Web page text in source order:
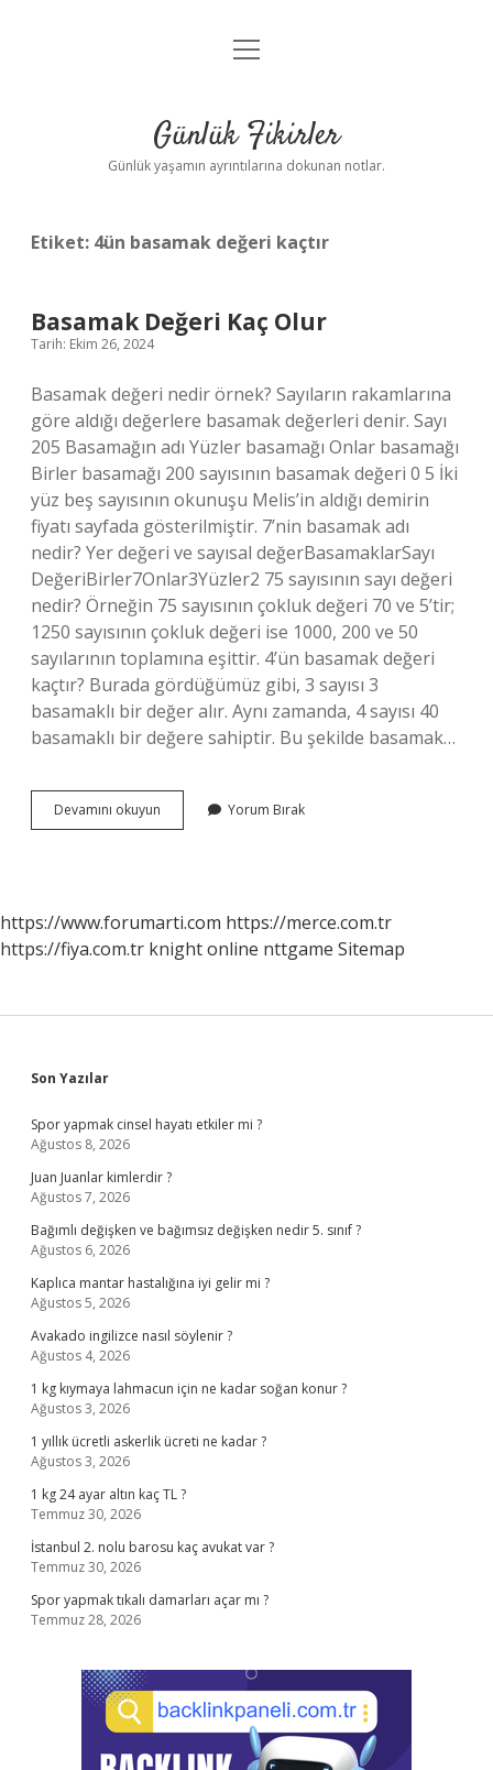
Anasayfa
Yasal Uyarı
menüyü
Günlük Fikirler
Günlük yaşamın ayrıntılarına dokunan notlar.
Etiket: 4ün basamak değeri kaçtır
Basamak Değeri Kaç Olur
Tarih: Ekim 26, 2024
Basamak değeri nedir örnek? Sayıların rakamlarına
göre aldığı değerlere basamak değerleri denir. Sayı
205 Basamağın adı Yüzler basamağı Onlar basamağı
Birler basamağı 200 sayısının basamak değeri 0 5 İki
yüz beş sayısının okunuşu Melis’in aldığı demirin
fiyatı sayfada gösterilmiştir. 7’nin basamak adı
nedir? Yer değeri ve sayısal değerBasamaklarSayı
DeğeriBirler7Onlar3Yüzler2 75 sayısının sayı değeri
nedir? Örneğin 75 sayısının çokluk değeri 70 ve 5’tir;
1250 sayısının çokluk değeri ise 1000, 200 ve 50
sayılarının toplamına eşittir. 4’ün basamak değeri
kaçtır? Burada gördüğümüz gibi, 3 sayısı 3
basamaklı bir değer alır. Aynı zamanda, 4 sayısı 40
basamaklı bir değere sahiptir. Bu şekilde basamak…
Devamını okuyun Basamak
Değeri
Yorum Bırak
https://www.forumarti.com https://merce.com.tr
https://fiya.com.tr knight online nttgame Sitemap
Sidebar
Son Yazılar
Spor yapmak cinsel hayatı etkiler mi ?
Ağustos 8, 2026
Juan Juanlar kimlerdir ?
Ağustos 7, 2026
Bağımlı değişken ve bağımsız değişken nedir 5. sınıf ?
Ağustos 6, 2026
Kaplıca mantar hastalığına iyi gelir mi ?
Ağustos 5, 2026
Avakado ingilizce nasıl söylenir ?
Ağustos 4, 2026
1 kg kıymaya lahmacun için ne kadar soğan konur ?
Ağustos 3, 2026
1 yıllık ücretli askerlik ücreti ne kadar ?
Ağustos 3, 2026
1 kg 24 ayar altın kaç TL ?
Temmuz 30, 2026
İstanbul 2. nolu barosu kaç avukat var ?
Temmuz 30, 2026
Spor yapmak tıkalı damarları açar mı ?
Temmuz 28, 2026